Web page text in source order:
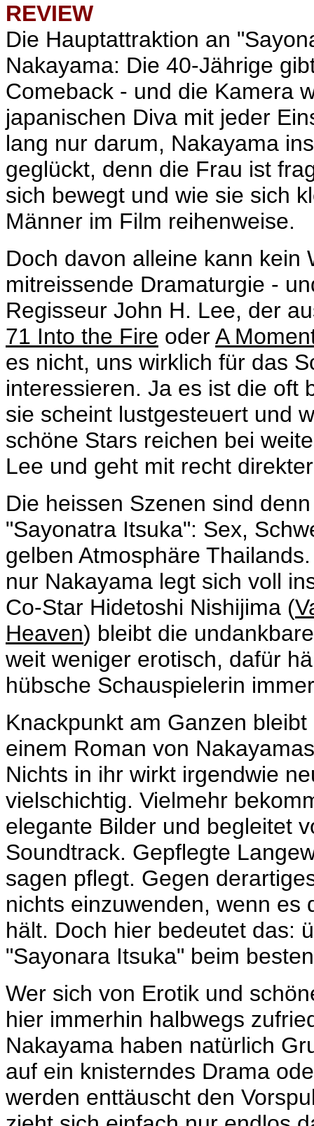
REVIEW
Die Hauptattraktion an
Nakayama: Die 40-Jährige
Comeback - und die Kamera
japanischen Diva mit jeder
lang nur darum, Nakayama
geglückt, denn die Frau ist
sich bewegt und wie sie sich
Männer im Film reihenweise.
Doch davon alleine kann kein
mitreissende Dramaturgie -
Regisseur John H. Lee, der
71 Into the Fire oderA
es nicht, uns wirklich für das
interessieren. Ja es ist die oft
sie scheint lustgesteuert und
schöne Stars reichen bei
Lee und geht mit recht
Die heissen Szenen sind
"Sayonatra Itsuka": Sex,
gelben Atmosphäre
nur Nakayama legt sich voll
Co-Star Hidetoshi Nishijima (
Heaven) bleibt die
weit weniger erotisch, dafür
hübsche Schauspielerin
Knackpunkt am Ganzen
einem Roman von
Nichts in ihr wirkt irgendwie
vielschichtig. Vielmehr
elegante Bilder und begleitet
Soundtrack. Gepflegte
sagen pflegt. Gegen
nichts einzuwenden, wenn es
hält. Doch hier bedeutet das:
"Sayonara Itsuka" beim
Wer sich von Erotik und
hier immerhin halbwegs
Nakayama haben natürlich
auf ein knisterndes Drama
werden enttäuscht den